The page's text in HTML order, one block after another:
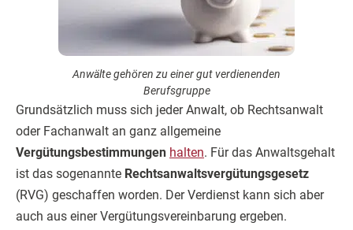
Anwälte gehören zu einer gut verdienenden
Berufsgruppe
Grundsätzlich muss sich jeder Anwalt, ob Rechtsanwalt
oder Fachanwalt an ganz allgemeine
Vergütungsbestimmungen halten. Für das Anwaltsgehalt
ist das sogenannte Rechtsanwaltsvergütungsgesetz
(RVG) geschaffen worden. Der Verdienst kann sich aber
auch aus einer Vergütungsvereinbarung ergeben.